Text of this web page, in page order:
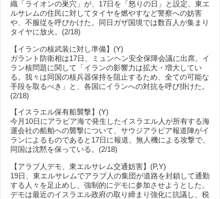
織「ライオンの巣穴」が、17日を「怒りの日」と設定。東エ
ルサレムの住民に対してタイヤを燃やすなど警察への妨害
や、不服従を呼びかけた。同日ガザ国境では数百人が集まり
タイヤに放火。(2/18)
【イランの核武装に対し準備】(Y)
ガラント防衛相は17日、ミュンヘン安全保障会議に出席。イ
ラン核問題に関して「イランの影響力は拡大・増大してい
る。我々は同国の核兵器保持を阻止するため、全ての可能な
手段を取るべき」と、各国にイランへの対抗を呼び掛けた。
(2/18)
【イスラエル保有船襲撃】(Y)
今月10日にアラビア海で発生したイスラエル人が所有する海
運会社の船舶への襲撃について、サウジアラビア報道陣がイ
ランによるものであると17日に報道。無人機による攻撃で、
同国は沈黙を保っている。(2/18)
【アラブ人デモ、東エルサレム交通妨害】(P,Y)
19日、東エルサレムでアラブ人の集団が道路を封鎖して通勤
する人々を足止めし、強制的にデモに参加させようとした。
デモは最近のイスラエル政府の取り締まり強化に抗議し、税